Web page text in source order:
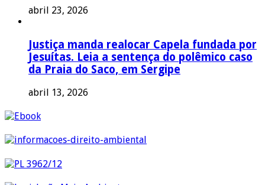
abril 23, 2026
Justiça manda realocar Capela fundada por
Jesuítas. Leia a sentença do polêmico caso
da Praia do Saco, em Sergipe
abril 13, 2026